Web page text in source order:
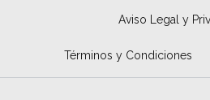
Aviso Legal y
Términos y Condiciones